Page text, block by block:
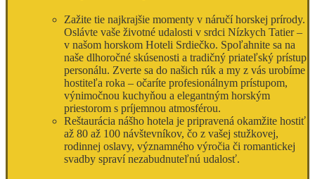
Zažite tie najkrajšie momenty v náručí horskej prírody.
Oslávte vaše životné udalosti v srdci Nízkych Tatier –
v našom horskom Hoteli Srdiečko. Spoľahnite sa na
naše dlhoročné skúsenosti a tradičný priateľský prístup
personálu. Zverte sa do našich rúk a my z vás urobíme
hostiteľa roka – očaríte profesionálnym prístupom,
výnimočnou kuchyňou a elegantným horským
priestorom s príjemnou atmosférou.
Reštaurácia nášho hotela je pripravená okamžite hostiť
až 80 až 100 návštevníkov, čo z vašej stužkovej,
rodinnej oslavy, významného výročia či romantickej
svadby spraví nezabudnuteľnú udalosť.